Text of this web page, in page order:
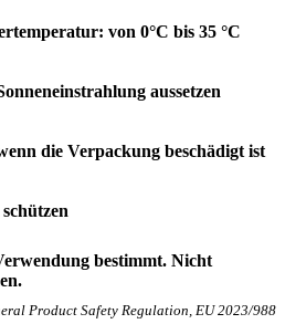
von 0°C bis 35 °C
aussetzen
die Verpackung beschädigt ist
bestimmt. Nicht
Product Safety Regulation, EU 2023/988